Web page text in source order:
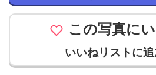
この写真に
いいねリストに